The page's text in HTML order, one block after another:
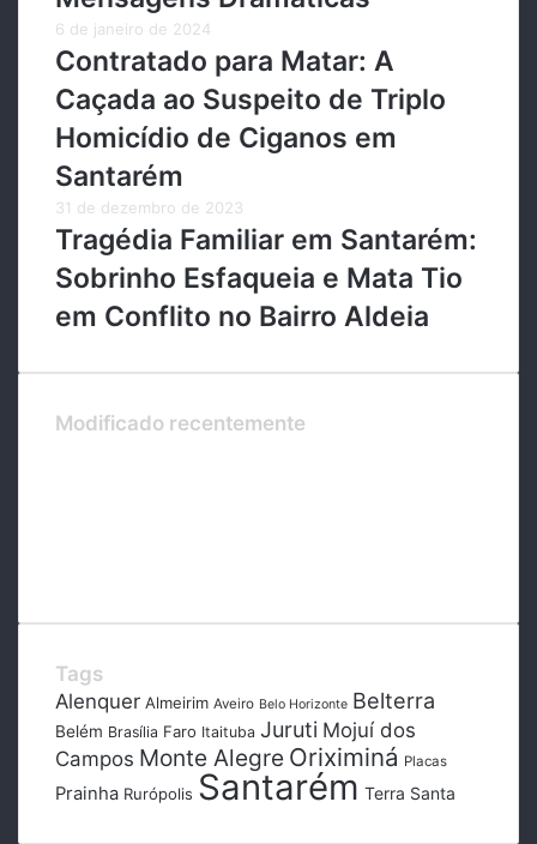
6 de janeiro de 2024
Contratado para Matar: A
Caçada ao Suspeito de Triplo
Homicídio de Ciganos em
Santarém
31 de dezembro de 2023
Tragédia Familiar em Santarém:
Sobrinho Esfaqueia e Mata Tio
em Conflito no Bairro Aldeia
Modificado recentemente
Tags
Alenquer Almeirim Aveiro Belo Horizonte Belterra
Belém Brasília Faro Itaituba Juruti Mojuí dos
Campos Monte Alegre Oriximiná Placas
Prainha Rurópolis Santarém Terra Santa